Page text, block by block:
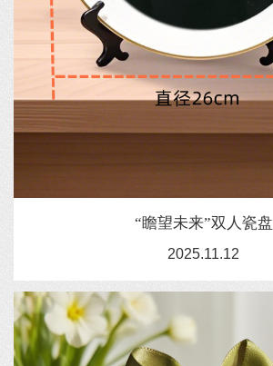
“瞻望未来”双人瓷盘
2025.11.12